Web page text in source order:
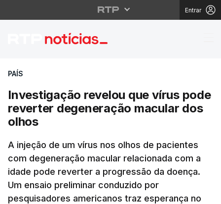
Entrar
Investigação revelou
PAÍS
Investigação revelou que vírus pode
reverter degeneração macular dos
olhos
A injeção de um vírus nos olhos de pacientes
com degeneração macular relacionada com a
idade pode reverter a progressão da doença.
Um ensaio preliminar conduzido por
pesquisadores americanos traz esperança no